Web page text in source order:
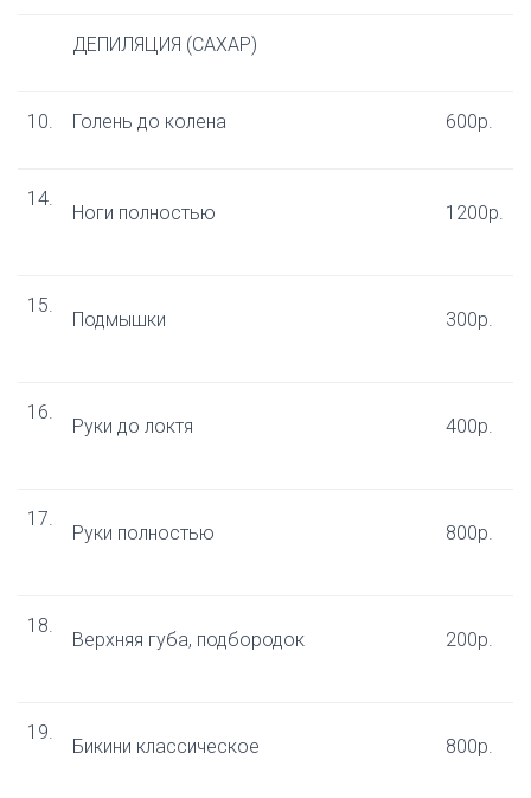
ДЕПИЛЯЦИЯ (САХАР)
10. Голень до колена 600р.
14.​
Ноги полностью 1200р.
15.​
Подмышки 300р.
16.​
Руки до локтя 400р.
17.​
Руки полностью 800р.
18.​
Верхняя губа, подбородок 200р.
19.​
Бикини классическое 800р.